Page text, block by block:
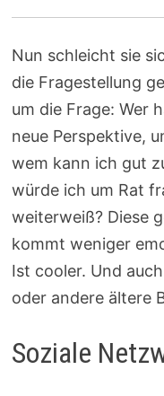
Nun schleicht sie
die Fragestellung
um die Frage: Wer
neue Perspektive,
wem kann ich gut
würde ich um Rat
weiterweiß? Diese
kommt weniger
Ist cooler. Und
oder andere ältere
Soziale